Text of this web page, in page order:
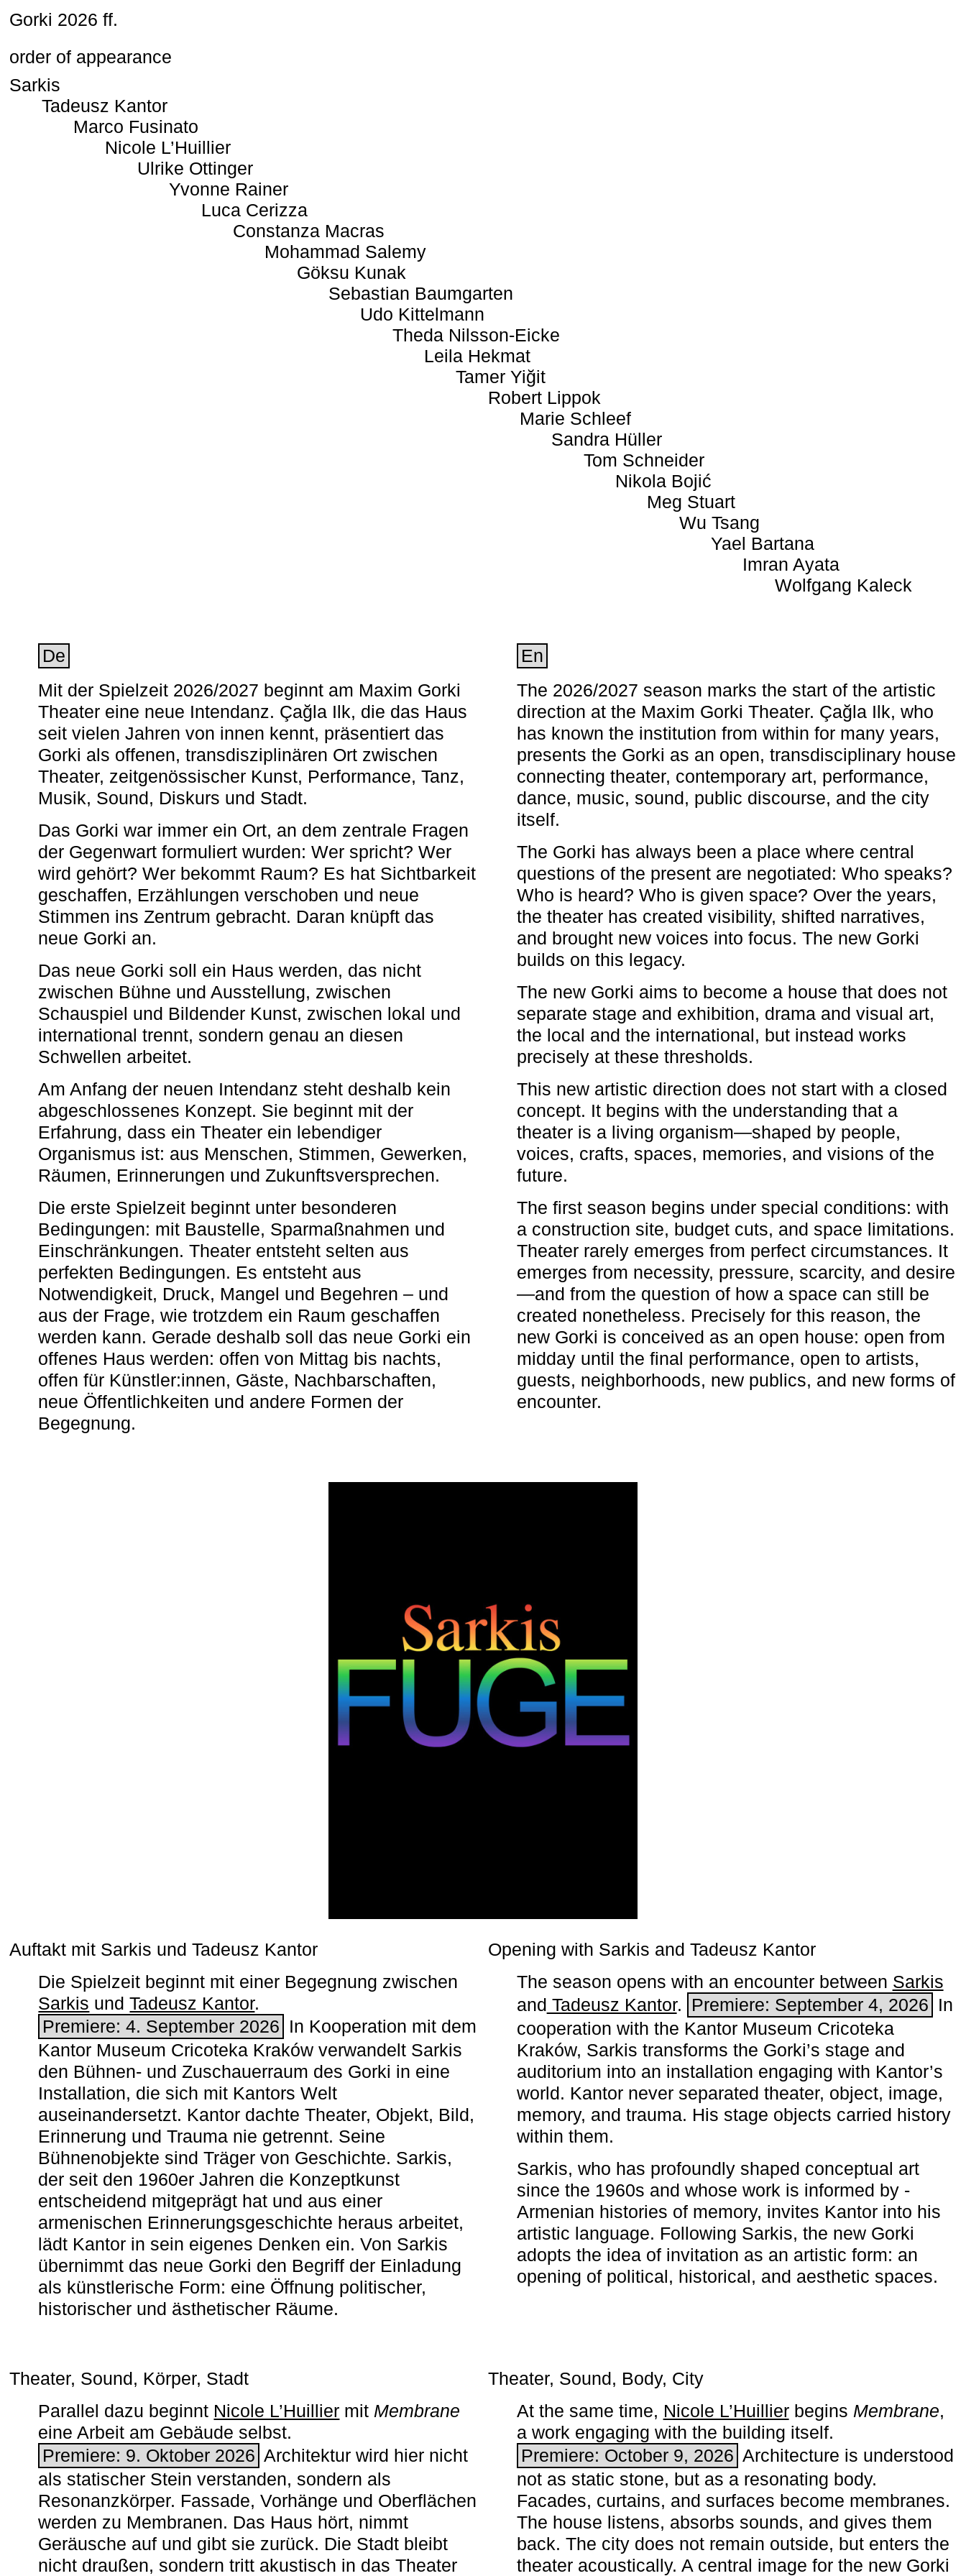
Gorki 2026 ff.
order of appearance
Sarkis
Tadeusz Kantor
Marco Fusinato
Nicole L’Huillier
Ulrike Ottinger
Yvonne Rainer
Luca Cerizza
Constanza Macras
Mohammad Salemy
Göksu Kunak
Sebastian Baumgarten
Udo Kittelmann
Theda Nilsson-Eicke
Leila Hekmat
Tamer Yiğit
Robert Lippok
Marie Schleef
Sandra Hüller
Tom Schneider
Nikola Bojić
Meg Stuart
Wu Tsang
Yael Bartana
Imran Ayata
Wolfgang Kaleck
De
Mit der Spielzeit 2026/2027 beginnt am Maxim Gorki
Theater eine neue Intendanz. Çağla Ilk, die das Haus
seit vielen Jahren von innen kennt, präsentiert das
Gorki als offenen, transdisziplinären Ort zwischen
Theater, zeitgenössischer Kunst, Performance, Tanz,
Musik, Sound, Diskurs und Stadt.
Das Gorki war immer ein Ort, an dem zentrale Fragen
der Gegenwart formuliert wurden: Wer spricht? Wer
wird gehört? Wer bekommt Raum? Es hat Sichtbarkeit
geschaffen, Erzählungen verschoben und neue
Stimmen ins Zentrum gebracht. Daran knüpft das
neue Gorki an.
Das neue Gorki soll ein Haus werden, das nicht
zwischen Bühne und Ausstellung, zwischen
Schauspiel und Bildender Kunst, zwischen lokal und
international trennt, sondern genau an diesen
Schwellen arbeitet.
Am Anfang der neuen Intendanz steht deshalb kein
abgeschlossenes Konzept. Sie beginnt mit der
Erfahrung, dass ein Theater ein lebendiger
Organismus ist: aus Menschen, Stimmen, Gewerken,
Räumen, Erinnerungen und Zukunftsversprechen.
Die erste Spielzeit beginnt unter besonderen
Bedingungen: mit Baustelle, Sparmaßnahmen und
Einschränkungen. Theater entsteht selten aus
perfekten Bedingungen. Es entsteht aus
Notwendigkeit, Druck, Mangel und Begehren – und
aus der Frage, wie trotzdem ein Raum geschaffen
werden kann. Gerade deshalb soll das neue Gorki ein
offenes Haus werden: offen von Mittag bis nachts,
offen für Künstler:innen, Gäste, Nachbarschaften,
neue Öffentlichkeiten und andere Formen der
Begegnung.
En
The 2026/2027 season marks the start of the artistic
direction at the Maxim Gorki Theater. Çağla Ilk, who
has known the institution from within for many years,
presents the Gorki as an open, transdisciplinary house
connecting theater, contemporary art, performance,
dance, music, sound, public discourse, and the city
itself.
The Gorki has always been a place where central
questions of the present are negotiated: Who speaks?
Who is heard? Who is given space? Over the years,
the theater has created visibility, shifted narratives,
and brought new voices into focus. The new Gorki
builds on this legacy.
The new Gorki aims to become a house that does not
separate stage and exhibition, drama and visual art,
the local and the international, but instead works
precisely at these thresholds.
This new artistic direction does not start with a closed
concept. It begins with the understanding that a
theater is a living organism—shaped by people,
voices, crafts, spaces, memories, and visions of the
future.
The first season begins under special conditions: with
a construction site, budget cuts, and space limitations.
Theater rarely emerges from perfect circumstances. It
emerges from necessity, pressure, scarcity, and desire
—and from the question of how a space can still be
created nonetheless. Precisely for this reason, the
new Gorki is conceived as an open house: open from
midday until the final performance, open to artists,
guests, neighborhoods, new publics, and new forms of
encounter.
Auftakt mit Sarkis und Tadeusz Kantor
Die Spielzeit beginnt mit einer Begegnung zwischen
Sarkis undTadeusz Kantor.
Premiere: 4. September 2026 In Kooperation mit dem
Kantor Museum Cricoteka Kraków verwandelt Sarkis
den Bühnen- und Zuschauerraum des Gorki in eine
Installation, die sich mit Kantors Welt
auseinandersetzt. Kantor dachte Theater, Objekt, Bild,
Erinnerung und Trauma nie getrennt. Seine
Bühnenobjekte sind Träger von Geschichte. Sarkis,
der seit den 1960er Jahren die Konzeptkunst
entscheidend mitgeprägt hat und aus einer
armenischen ­Erinnerungsgeschichte heraus arbeitet,
lädt Kantor in sein eigenes Denken ein. Von Sarkis
übernimmt das neue Gorki den Begriff der Einladung
als künstlerische Form: eine Öffnung politischer,
historischer und ästhetischer Räume.
Opening with Sarkis and Tadeusz Kantor
The season opens with an encounter between Sarkis
and Tadeusz Kantor. Premiere: September 4, 2026 In
cooperation with the ­Kantor Museum Cricoteka
Kraków, Sarkis transforms the Gorki’s stage and
auditorium into an installation engaging with Kantor’s
world. Kantor never separated theater, object, image,
memory, and trauma. His stage objects carried history
within them.
Sarkis, who has profoundly shaped conceptual art
since the 1960s and whose work is informed by ­
Armenian histories of memory, invites Kantor into his
artistic language. Following Sarkis, the new Gorki
adopts the idea of invitation as an artistic form: an
opening of political, historical, and aesthetic spaces.
Theater, Sound, Körper, Stadt
Parallel dazu beginnt Nicole L’Huillier mit ­ Membrane
eine Arbeit am Gebäude selbst.
Premiere: 9. Oktober 2026 Architektur wird hier nicht
als statischer Stein verstanden, sondern als
Resonanzkörper. Fassade, Vorhänge und Oberflächen
werden zu Membranen. Das Haus hört, nimmt
Geräusche auf und gibt sie zurück. Die Stadt bleibt
nicht draußen, sondern tritt akustisch in das Theater
Theater, Sound, Body, City
At the same time, Nicole L’Huillierbegins ­ Membrane,
a work engaging with the building itself.
Premiere: October 9, 2026 Architecture is understood
not as static stone, but as a resonating body.
Facades, curtains, and surfaces become membranes.
The house listens, absorbs sounds, and gives them
back. The city does not remain outside, but enters the
theater acoustically. A central image for the new Gorki